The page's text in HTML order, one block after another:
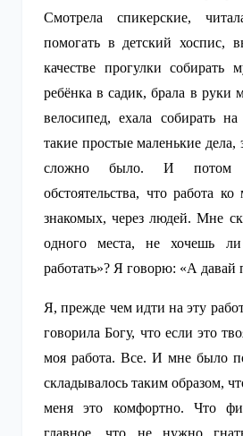
Смотрела спикерские,
помогать в детский хоспис,
качестве прогулки собирать
ребёнка в садик, брала в руки
велосипед, ехала собирать
такие простые маленькие дела,
сложно было. И потом
обстоятельства, что работа
знакомых, через людей. Мне
одного места, не хочешь
работать»? Я говорю: «А давай
Я, прежде чем идти на эту
говорила Богу, что если это
моя работа. Все. И мне было
складывалось таким образом,
меня это комфортно. Что
главное, что не нужно